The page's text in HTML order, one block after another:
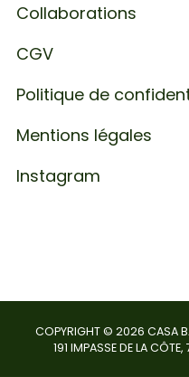
Collaborations
CGV
Politique de
Mentions légales
Instagram
COPYRIGHT © 2026 CASA
191 IMPASSE DE LA